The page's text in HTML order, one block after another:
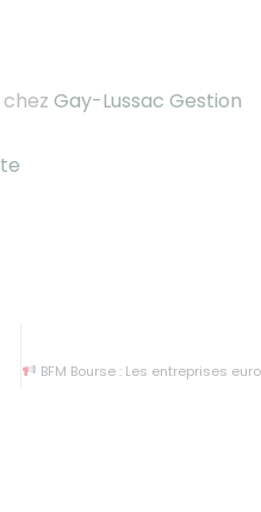
chezGay-Lussac Gestion
BFM Bourse : Les entreprises